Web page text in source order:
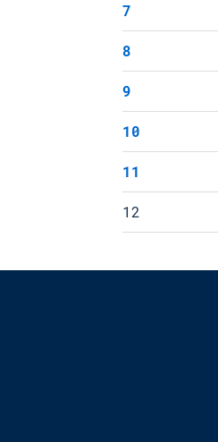
7
8
9
10
11
12